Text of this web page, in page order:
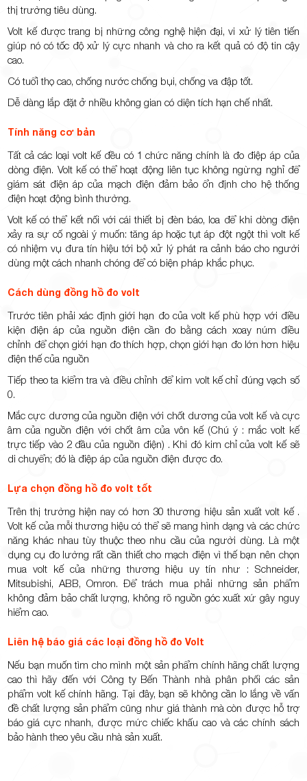
thị trường tiêu dùng.
Volt kế được trang bị những công nghệ hiện đại, vi xử lý tiên tiến
giúp nó có tốc độ xử lý cực nhanh và cho ra kết quả có độ tin cậy
cao.
Có tuổi thọ cao, chống nước chống bụi, chống va đập tốt.
Dễ dàng lắp đặt ở nhiều không gian có diện tích hạn chế nhất.
Tính năng cơ bản
Tất cả các loại volt kế đều có 1 chức năng chính là đo điệp áp của
dòng điện. Volt kế có thể hoạt động liên tục không ngừng nghỉ để
giám sát điện áp của mạch điện đảm bảo ổn định cho hệ thống
điện hoạt động bình thường.
Volt kế có thể kết nối với cái thiết bị đèn báo, loa để khi dòng điện
xảy ra sự cố ngoài ý muốn: tăng áp hoặc tụt áp đột ngột thì volt kế
có nhiệm vụ đưa tín hiệu tới bộ xử lý phát ra cảnh báo cho người
dùng một cách nhanh chóng để có biện pháp khắc phục.
Cách dùng đồng hồ đo volt
Trước tiên phải xác định giới hạn đo của volt kế phù hợp với điều
kiện điện áp của nguồn điện cần đo bằng cách xoay núm điều
chỉnh để chọn giới hạn đo thích hợp, chọn giới hạn đo lớn hơn hiệu
điện thế của nguồn
Tiếp theo ta kiểm tra và điều chỉnh để kim volt kế chỉ đúng vạch số
0.
Mắc cực dương của nguồn điện với chốt dương của volt kế và cực
âm của nguồn điện với chốt âm của vôn kế (Chú ý : mắc volt kế
trực tiếp vào 2 đầu của nguồn điện) . Khi đó kim chỉ của volt kế sẽ
di chuyển; đó là điệp áp của nguồn điện được đo.
Lựa chọn đồng hồ đo volt tốt
Trên thị trường hiện nay có hơn 30 thương hiệu sản xuất volt kế .
Volt kế của mỗi thương hiệu có thể sẽ mang hình dạng và các chức
năng khác nhau tùy thuộc theo nhu cầu của người dùng. Là một
dụng cụ đo lường rất cần thiết cho mạch điện vì thế bạn nên chọn
mua volt kế của những thương hiệu uy tín như : Schneider,
Mitsubishi, ABB, Omron. Để trách mua phải những sản phẩm
không đảm bảo chất lượng, không rõ nguồn góc xuất xứ gây nguy
hiểm cao.
Liên hệ báo giá các loại đồng hồ đo Volt
Nếu bạn muốn tìm cho mình một sản phẩm chính hãng chất lượng
cao thì hãy đến với Công ty Bến Thành nhà phân phối các sản
phẩm volt kế chính hãng. Tại đây, bạn sẽ không cần lo lắng về vấn
đề chất lượng sản phẩm cũng như giá thành mà còn được hỗ trợ
báo giá cực nhanh, được mức chiếc khấu cao và các chính sách
bảo hành theo yêu cầu nhà sản xuất.